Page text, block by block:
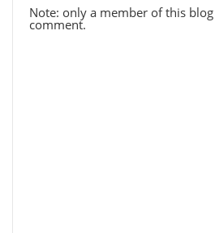
Note: only a member of this
comment.